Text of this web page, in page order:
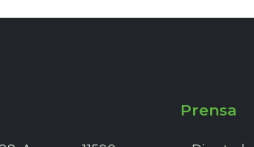
Prensa